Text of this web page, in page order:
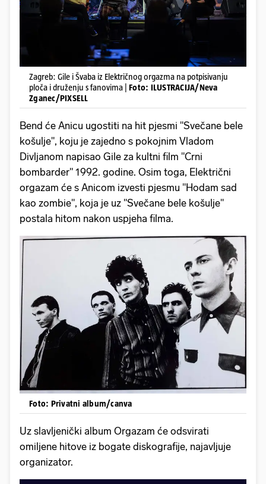
Zagreb: Gile i Švaba iz Električnog orgazma na potpisivanju
ploča i druženju s fanovima | Foto: ILUSTRACIJA/Neva
Zganec/PIXSELL
Bend će Anicu ugostiti na hit pjesmi ''Svečane bele
košulje'', koju je zajedno s pokojnim Vladom
Divljanom napisao Gile za kultni film "Crni
bombarder" 1992. godine. Osim toga, Električni
orgazam će s Anicom izvesti pjesmu ''Hodam sad
kao zombie'', koja je uz ''Svečane bele košulje''
postala hitom nakon uspjeha filma.
Foto: Privatni album/canva
Uz slavljenički album Orgazam će odsvirati
omiljene hitove iz bogate diskografije, najavljuje
organizator.